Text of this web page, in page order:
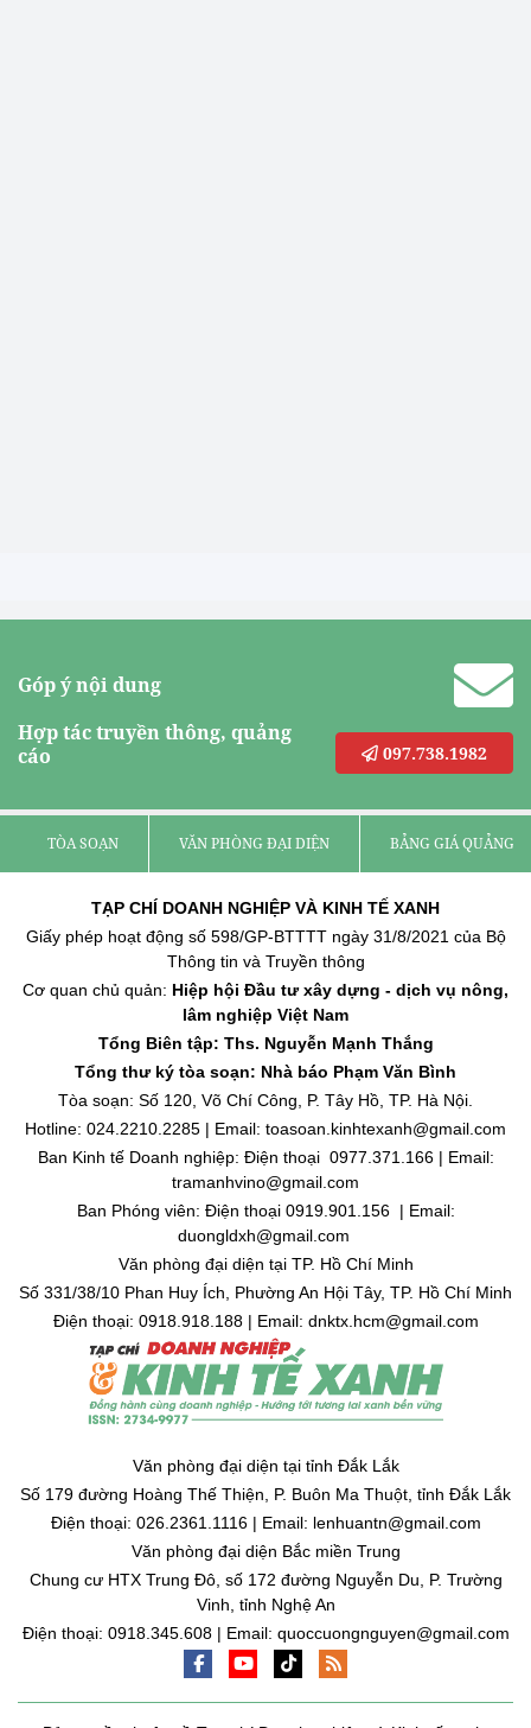
Góp ý nội dung
Hợp tác truyền thông, quảng
cáo
097.738.1982
TÒA SOẠN VĂN PHÒNG ĐẠI DIỆN BẢNG GIÁ QUẢNG
TẠP CHÍ DOANH NGHIỆP VÀ KINH TẾ XANH
Giấy phép hoạt động số 598/GP-BTTTT ngày 31/8/2021 của Bộ
Thông tin và Truyền thông
Cơ quan chủ quản: Hiệp hội Đầu tư xây dựng - dịch vụ nông,
lâm nghiệp Việt Nam
Tổng Biên tập: Ths. Nguyễn Mạnh Thắng
Tổng thư ký tòa soạn: Nhà báo Phạm Văn Bình
Tòa soạn: Số 120, Võ Chí Công, P. Tây Hồ, TP. Hà Nội.
Hotline: 024.2210.2285 | Email: toasoan.kinhtexanh@gmail.com
Ban Kinh tế Doanh nghiệp: Điện thoại 0977.371.166 | Email:
tramanhvino@gmail.com
Ban Phóng viên: Điện thoại 0919.901.156 | Email:
duongldxh@gmail.com
Văn phòng đại diện tại TP. Hồ Chí Minh
Số 331/38/10 Phan Huy Ích, Phường An Hội Tây, TP. Hồ Chí Minh
Điện thoại: 0918.918.188 | Email: dnktx.hcm@gmail.com
Văn phòng đại diện tại tỉnh Đắk Lắk
Số 179 đường Hoàng Thế Thiện, P. Buôn Ma Thuột, tỉnh Đắk Lắk
Điện thoại: 026.2361.1116 | Email: lenhuantn@gmail.com
Văn phòng đại diện Bắc miền Trung
Chung cư HTX Trung Đô, số 172 đường Nguyễn Du, P. Trường
Vinh, tỉnh Nghệ An
Điện thoại: 0918.345.608 | Email: quoccuongnguyen@gmail.com